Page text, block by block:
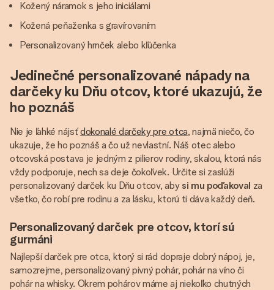
Kožený náramok s jeho iniciálami
Kožená peňaženka s gravírovaním
Personalizovaný hrnček alebo kľúčenka
Jedinečné personalizované nápady na
darčeky ku Dňu otcov, ktoré ukazujú, že
ho poznáš
Nie je ľahké nájsťdokonalé darčeky pre otca, najmä niečo, čo
ukazuje, že ho poznáš a čo už nevlastní. Náš otec alebo
otcovská postava je jedným z pilierov rodiny, skalou, ktorá nás
vždy podporuje, nech sa deje čokoľvek. Určite si zaslúži
personalizovaný darček ku Dňu otcov, aby si mu poďakoval za
všetko, čo robí pre rodinu a za lásku, ktorú ti dáva každý deň.
Personalizovaný darček pre otcov, ktorí sú
gurmáni
Najlepší darček pre otca, ktorý si rád dopraje dobrý nápoj, je,
samozrejme, personalizovaný pivný pohár, pohár na víno či
pohár na whisky. Okrem pohárov máme aj niekoľko chutných